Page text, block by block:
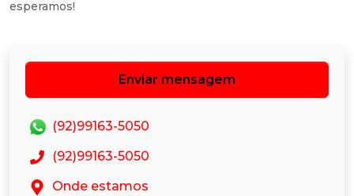
esperamos!
Enviar mensagem
(92)99163-5050
(92)99163-5050
Onde estamos